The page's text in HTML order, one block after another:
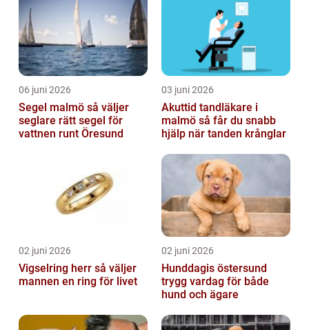
06 juni 2026
Segel malmö så väljer
seglare rätt segel för
vattnen runt Öresund
03 juni 2026
Akuttid tandläkare i
malmö så får du snabb
hjälp när tanden krånglar
02 juni 2026
Vigselring herr så väljer
mannen en ring för livet
02 juni 2026
Hunddagis östersund
trygg vardag för både
hund och ägare